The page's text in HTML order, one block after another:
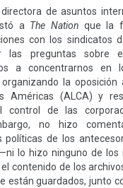
directora de asuntos
a The Nation que la
con los sindicatos
las preguntas sobre
a concentrarnos en
organizando la
Américas (ALCA) y
control de las
no hizo
políticas de los
lo hizo ninguno de los
contenido de los
están guardados, junto